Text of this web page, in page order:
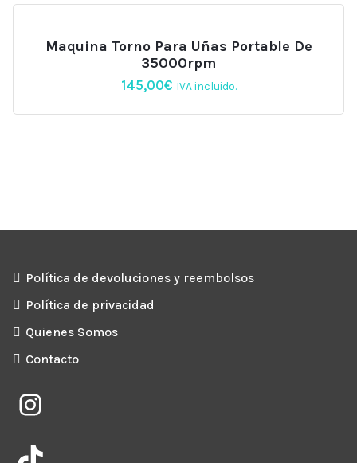
Maquina Torno Para Uñas Portable De
35000rpm
145,00€ IVA incluido.
Política de devoluciones y reembolsos
Política de privacidad
Quienes Somos
Contacto